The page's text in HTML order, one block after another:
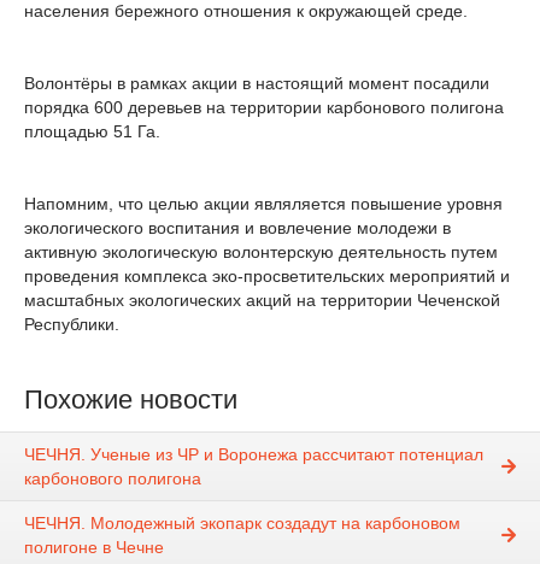
населения бережного отношения к окружающей среде.
Волонтёры в рамках акции в настоящий момент посадили
порядка 600 деревьев на территории карбонового полигона
площадью 51 Га.
Напомним, что целью акции являляется повышение уровня
экологического воспитания и вовлечение молодежи в
активную экологическую волонтерскую деятельность путем
проведения комплекса эко-просветительских мероприятий и
масштабных экологических акций на территории Чеченской
Республики.
Похожие новости
ЧЕЧНЯ. Ученые из ЧР и Воронежа рассчитают потенциал
карбонового полигона
ЧЕЧНЯ. Молодежный экопарк создадут на карбоновом
полигоне в Чечне